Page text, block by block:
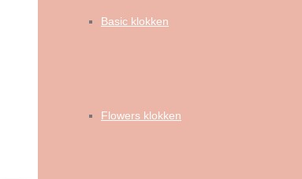
Basic klokken
Flowers klokken